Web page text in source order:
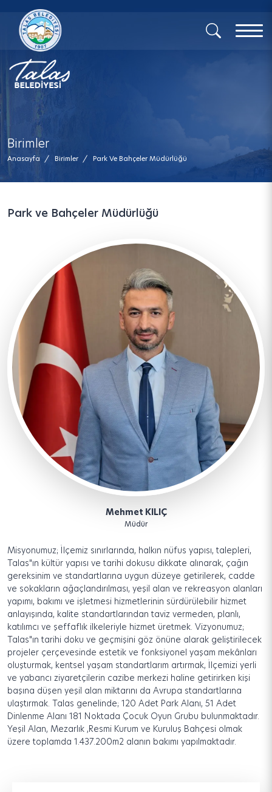
x
Birimler
Anasayfa / Birimler / Park Ve Bahçeler Müdürlüğü
Park ve Bahçeler Müdürlüğü
Mehmet KILIÇ
Müdür
Misyonumuz; İlçemiz sınırlarında, halkın nüfus yapısı, talepleri,
Talas"ın kültür yapısı ve tarihi dokusu dikkate alınarak, çağın
gereksinim ve standartlarına uygun düzeye getirilerek, cadde
ve sokakların ağaçlandırılması, yeşil alan ve rekreasyon alanları
yapımı, bakımı ve işletmesi hizmetlerinin sürdürülebilir hizmet
anlayışında, kalite standartlarından taviz vermeden, planlı,
katılımcı ve şeffaflık ilkeleriyle hizmet üretmek. Vizyonumuz;
Talas"ın tarihi doku ve geçmişini göz önüne alarak geliştirilecek
projeler çerçevesinde estetik ve fonksiyonel yaşam mekânları
oluşturmak, kentsel yaşam standartlarım artırmak, İlçemizi yerli
ve yabancı ziyaretçilerin cazibe merkezi haline getirirken kişi
başına düşen yeşil alan miktarını da Avrupa standartlarına
ulaştırmak. Talas genelinde; 120 Adet Park Alanı, 51 Adet
Dinlenme Alanı 181 Noktada Çocuk Oyun Grubu bulunmaktadır.
Yeşil Alan, Mezarlık ,Resmi Kurum ve Kuruluş Bahçesi olmak
üzere toplamda 1.437.200m2 alanın bakımı yapılmaktadır.